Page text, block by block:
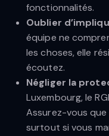
fonctionnalités.
Oublier
équipe ne
les choses, elle
écoutez.
Négliger la
Luxembourg, le
Assurez-vous
surtout si vous